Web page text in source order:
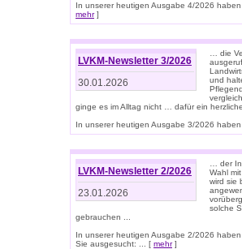
In unserer heutigen Ausgabe 4/2026
mehr]
LVKM-Newsletter 3/2026
30.01.2026
… die
und
ginge es im Alltag nicht … dafür ein
In unserer heutigen Ausgabe 3/2026
LVKM-Newsletter 2/2026
23.01.2026
… der
Wahl
wird sie
solche
gebrauchen ...
In unserer heutigen Ausgabe 2/2026
Sie ausgesucht: ... [ mehr]